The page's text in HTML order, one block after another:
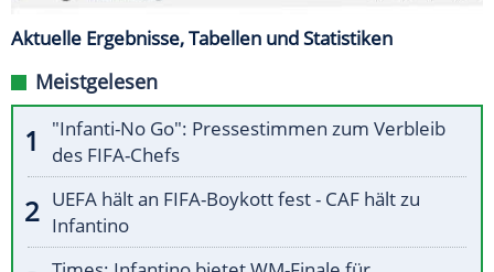
Aktuelle Ergebnisse, Tabellen und Statistiken
Meistgelesen
"Infanti-No Go": Pressestimmen zum Verbleib
des FIFA-Chefs
UEFA hält an FIFA-Boykott fest - CAF hält zu
Infantino